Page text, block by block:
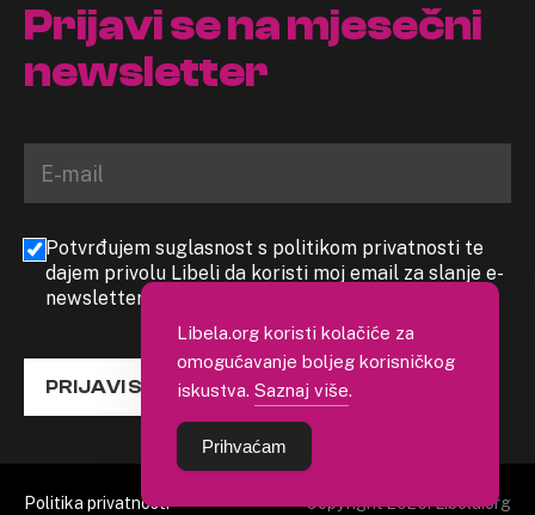
Prijavi se na mjesečni
newsletter
Potvrđujem suglasnost s politikom privatnosti te
dajem privolu Libeli da koristi moj email za slanje e-
newslettera
PRIJAVI SE
Politika privatnosti Copyright 2026. Libela.org
Libela.org koristi kolačiće za
omogućavanje boljeg korisničkog
iskustva. Saznaj više.
Prihvaćam